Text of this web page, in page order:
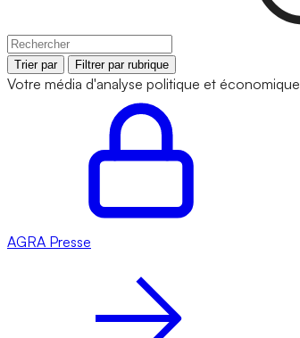
Trier par Filtrer par rubrique
Votre média d'analyse politique et économique
AGRA Presse